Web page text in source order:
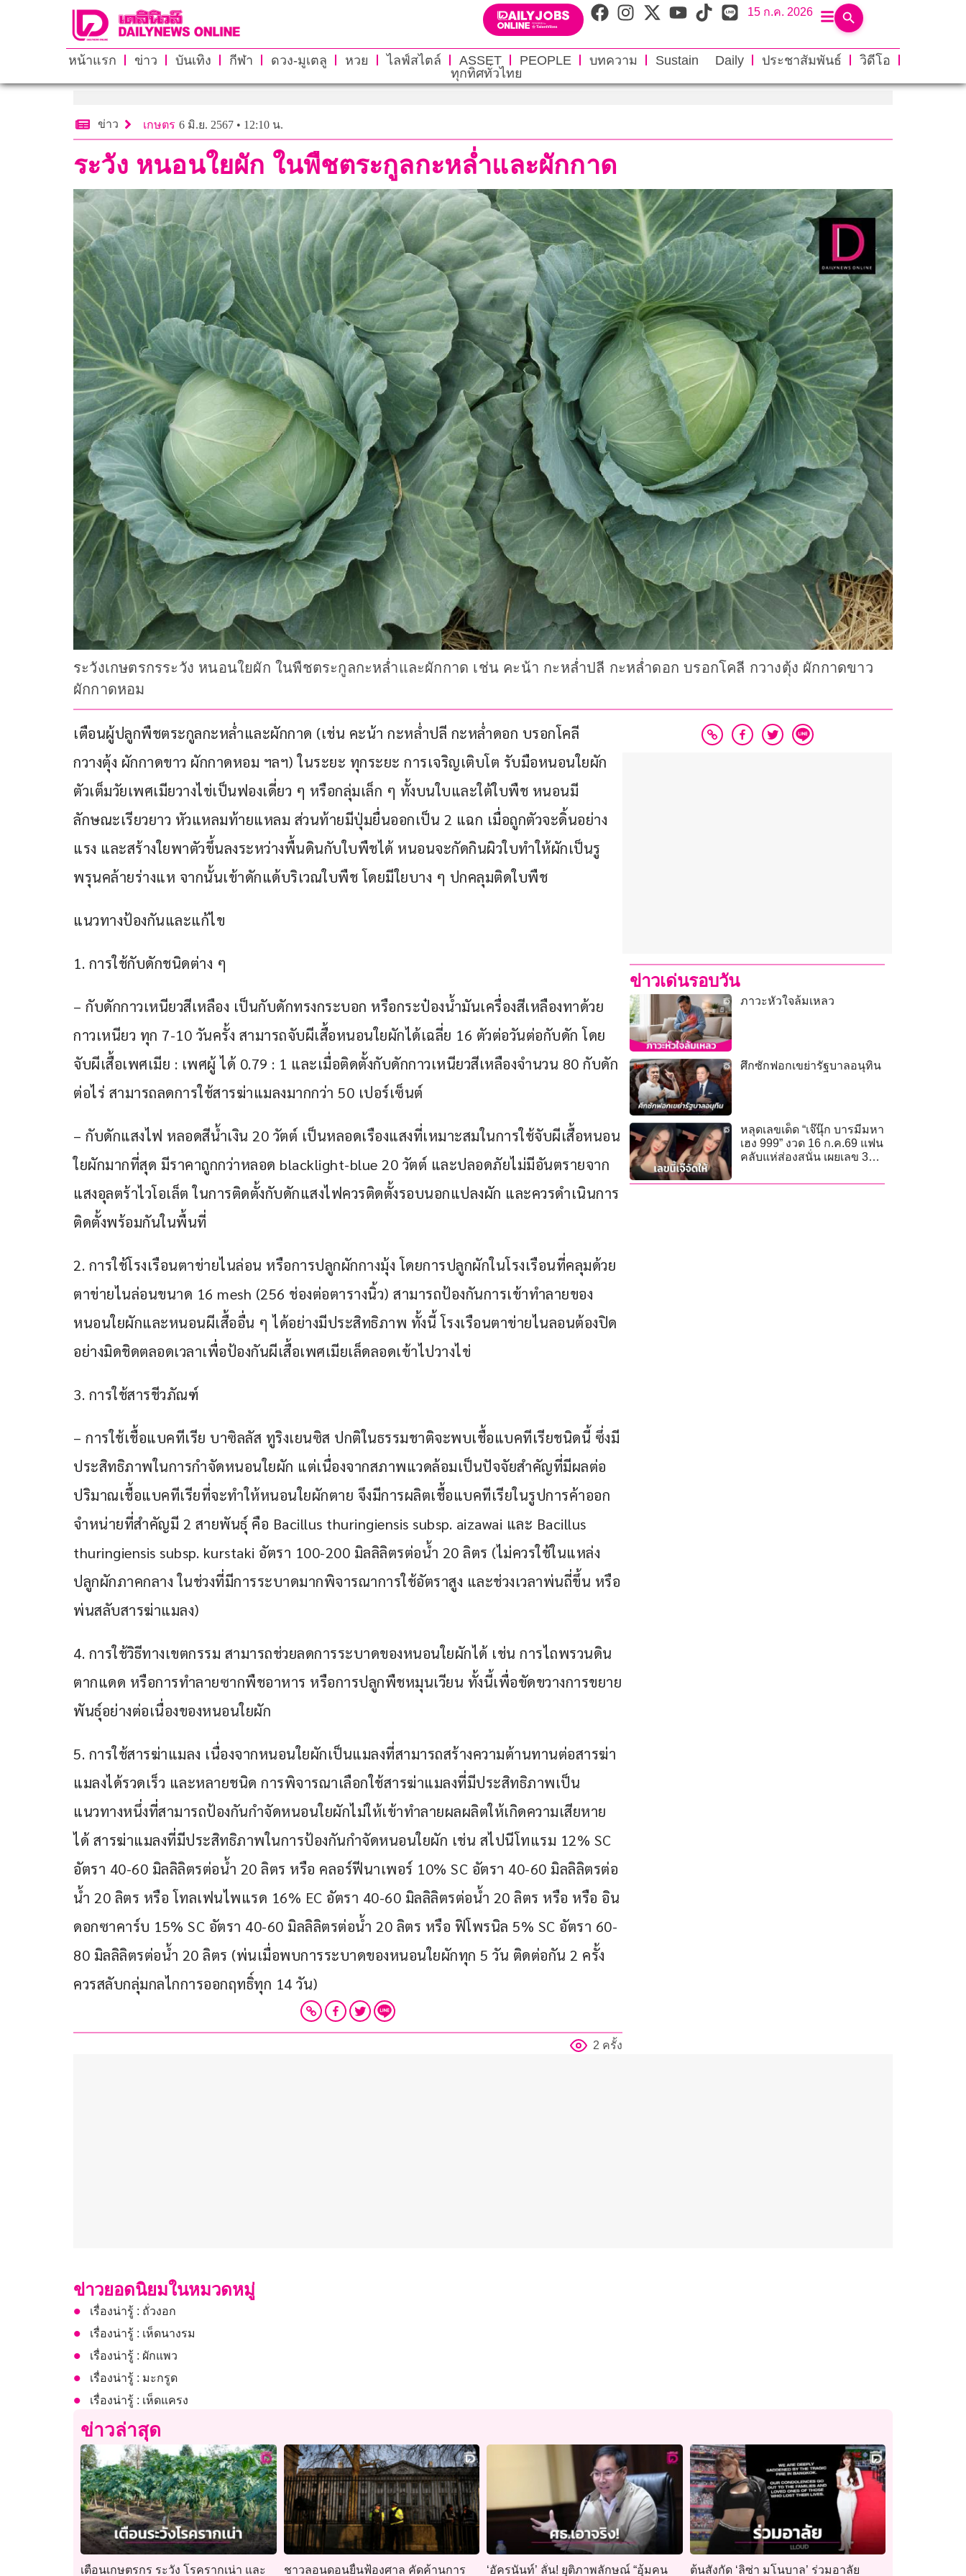
15 ก.ค. 2026
หน้าแรก ข่าว บันเทิง กีฬา ดวง-มูเตลู หวย ไลฟ์สไตล์ ASSET PEOPLE บทความ Sustain Daily ประชาสัมพันธ์
วิดีโอ
ทุกทิศทั่วไทย
ข่าว เกษตร 6 มิ.ย. 2567 • 12:10 น.
ระวัง หนอนใยผัก ในพืชตระกูลกะหล่ำและผักกาด
ระวังเกษตรกรระวัง หนอนใยผัก ในพืชตระกูลกะหล่ำและผักกาด เช่น คะน้า กะหล่ำปลี กะหล่ำดอก บรอกโคลี กวางตุ้ง ผักกาดขาว
ผักกาดหอม
เตือนผู้ปลูกพืชตระกูลกะหล่ำและผักกาด (เช่น คะน้า กะหล่ำปลี กะหล่ำดอก บรอกโคลี
กวางตุ้ง ผักกาดขาว ผักกาดหอม ฯลฯ) ในระยะ ทุกระยะ การเจริญเติบโต รับมือหนอนใยผัก
ตัวเต็มวัยเพศเมียวางไข่เป็นฟองเดี่ยว ๆ หรือกลุ่มเล็ก ๆ ทั้งบนใบและใต้ใบพืช หนอนมี
ลักษณะเรียวยาว หัวแหลมท้ายแหลม ส่วนท้ายมีปุ่มยื่นออกเป็น 2 แฉก เมื่อถูกตัวจะดิ้นอย่าง
แรง และสร้างใยพาตัวขึ้นลงระหว่างพื้นดินกับใบพืชได้ หนอนจะกัดกินผิวใบทำให้ผักเป็นรู
พรุนคล้ายร่างแห จากนั้นเข้าดักแด้บริเวณใบพืช โดยมีใยบาง ๆ ปกคลุมติดใบพืช
แนวทางป้องกันและแก้ไข
1. การใช้กับดักชนิดต่าง ๆ
– กับดักกาวเหนียวสีเหลือง เป็นกับดักทรงกระบอก หรือกระป๋องน้ำมันเครื่องสีเหลืองทาด้วย
กาวเหนียว ทุก 7-10 วันครั้ง สามารถจับผีเสื้อหนอนใยผักได้เฉลี่ย 16 ตัวต่อวันต่อกับดัก โดย
จับผีเสื้อเพศเมีย : เพศผู้ ได้ 0.79 : 1 และเมื่อติดตั้งกับดักกาวเหนียวสีเหลืองจำนวน 80 กับดัก
ต่อไร่ สามารถลดการใช้สารฆ่าแมลงมากกว่า 50 เปอร์เซ็นต์
– กับดักแสงไฟ หลอดสีน้ำเงิน 20 วัตต์ เป็นหลอดเรืองแสงที่เหมาะสมในการใช้จับผีเสื้อหนอน
ใยผักมากที่สุด มีราคาถูกกว่าหลอด blacklight-blue 20 วัตต์ และปลอดภัยไม่มีอันตรายจาก
แสงอุลตร้าไวโอเล็ต ในการติดตั้งกับดักแสงไฟควรติดตั้งรอบนอกแปลงผัก และควรดำเนินการ
ติดตั้งพร้อมกันในพื้นที่
2. การใช้โรงเรือนตาข่ายไนล่อน หรือการปลูกผักกางมุ้ง โดยการปลูกผักในโรงเรือนที่คลุมด้วย
ตาข่ายไนล่อนขนาด 16 mesh (256 ช่องต่อตารางนิ้ว) สามารถป้องกันการเข้าทำลายของ
หนอนใยผักและหนอนผีเสื้ออื่น ๆ ได้อย่างมีประสิทธิภาพ ทั้งนี้ โรงเรือนตาข่ายไนลอนต้องปิด
อย่างมิดชิดตลอดเวลาเพื่อป้องกันผีเสื้อเพศเมียเล็ดลอดเข้าไปวางไข่
3. การใช้สารชีวภัณฑ์
– การใช้เชื้อแบคทีเรีย บาซิลลัส ทูริงเยนซิส ปกติในธรรมชาติจะพบเชื้อแบคทีเรียชนิดนี้ ซึ่งมี
ประสิทธิภาพในการกำจัดหนอนใยผัก แต่เนื่องจากสภาพแวดล้อมเป็นปัจจัยสำคัญที่มีผลต่อ
ปริมาณเชื้อแบคทีเรียที่จะทำให้หนอนใยผักตาย จึงมีการผลิตเชื้อแบคทีเรียในรูปการค้าออก
จำหน่ายที่สำคัญมี 2 สายพันธุ์ คือ Bacillus thuringiensis subsp. aizawai และ Bacillus
thuringiensis subsp. kurstaki อัตรา 100-200 มิลลิลิตรต่อน้ำ 20 ลิตร (ไม่ควรใช้ในแหล่ง
ปลูกผักภาคกลาง ในช่วงที่มีการระบาดมากพิจารณาการใช้อัตราสูง และช่วงเวลาพ่นถี่ขึ้น หรือ
พ่นสลับสารฆ่าแมลง)
4. การใช้วิธีทางเขตกรรม สามารถช่วยลดการระบาดของหนอนใยผักได้ เช่น การไถพรวนดิน
ตากแดด หรือการทำลายซากพืชอาหาร หรือการปลูกพืชหมุนเวียน ทั้งนี้เพื่อขัดขวางการขยาย
พันธุ์อย่างต่อเนื่องของหนอนใยผัก
5. การใช้สารฆ่าแมลง เนื่องจากหนอนใยผักเป็นแมลงที่สามารถสร้างความต้านทานต่อสารฆ่า
แมลงได้รวดเร็ว และหลายชนิด การพิจารณาเลือกใช้สารฆ่าแมลงที่มีประสิทธิภาพเป็น
แนวทางหนึ่งที่สามารถป้องกันกำจัดหนอนใยผักไม่ให้เข้าทำลายผลผลิตให้เกิดความเสียหาย
ได้ สารฆ่าแมลงที่มีประสิทธิภาพในการป้องกันกำจัดหนอนใยผัก เช่น สไปนีโทแรม 12% SC
อัตรา 40-60 มิลลิลิตรต่อน้ำ 20 ลิตร หรือ คลอร์ฟีนาเพอร์ 10% SC อัตรา 40-60 มิลลิลิตรต่อ
น้ำ 20 ลิตร หรือ โทลเฟนไพแรด 16% EC อัตรา 40-60 มิลลิลิตรต่อน้ำ 20 ลิตร หรือ หรือ อิน
ดอกซาคาร์บ 15% SC อัตรา 40-60 มิลลิลิตรต่อน้ำ 20 ลิตร หรือ ฟิโพรนิล 5% SC อัตรา 60-
80 มิลลิลิตรต่อน้ำ 20 ลิตร (พ่นเมื่อพบการระบาดของหนอนใยผักทุก 5 วัน ติดต่อกัน 2 ครั้ง
ควรสลับกลุ่มกลไกการออกฤทธิ์ทุก 14 วัน)
2 ครั้ง
ข่าวเด่นรอบวัน
ภาวะหัวใจล้มเหลว
ศึกซักฟอกเขย่ารัฐบาลอนุทิน
หลุดเลขเด็ด “เจ๊นุ๊ก บารมีมหา
เฮง 999” งวด 16 ก.ค.69 แฟน
คลับแห่ส่องสนั่น เผยเลข 3
ข่าวยอดนิยมในหมวดหมู่
เรื่องน่ารู้ : ถั่วงอก
เรื่องน่ารู้ : เห็ดนางรม
เรื่องน่ารู้ : ผักแพว
เรื่องน่ารู้ : มะกรูด
เรื่องน่ารู้ : เห็ดแครง
ข่าวล่าสุด
เตือนเกษตรกร ระวัง โรครากเน่า และ ชาวลอนดอนยื่นฟ้องศาล คัดค้านการ ‘อัครนันท์’ ลั่น! ยุติภาพลักษณ์ “อุ้มคน ต้นสังกัด ‘ลิซ่า มโนบาล’ ร่วมอาลัย